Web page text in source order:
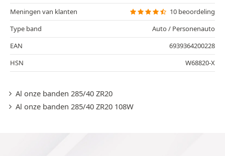
Meningen van klanten
10 beoordeling
Type band
Auto / Personenauto
EAN
6939364200228
HSN
W68820-X
Al onze banden 285/40 ZR20
Al onze banden 285/40 ZR20 108W